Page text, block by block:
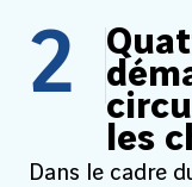
2
les
Dans le cadre